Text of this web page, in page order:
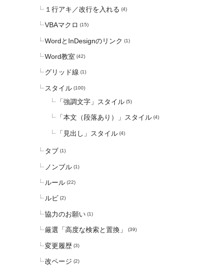
１行アキ／改行を入れる (4)
VBAマクロ (15)
WordとInDesignのリンク (1)
Word教室 (42)
グリッド線 (1)
スタイル (100)
「強調文字」スタイル (5)
「本文（段落あり）」スタイル (4)
「見出し」スタイル (4)
タブ (1)
ノンブル (1)
ルール (22)
ルビ (2)
協力のお願い (1)
厳選「高度な検索と置換」 (39)
変更履歴 (3)
改ページ (2)